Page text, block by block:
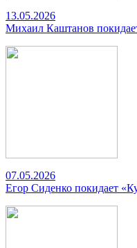
13.05.2026
Михаил Каштанов
07.05.2026
Егор Сиденко покидает